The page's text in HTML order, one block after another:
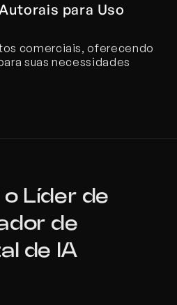
para Uso
comerciais, oferecendo
suas necessidades
Líder de
de
de IA